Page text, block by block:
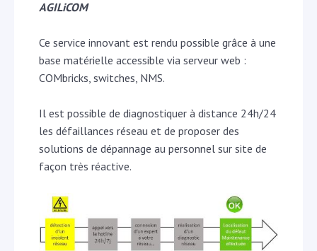
AGILiCOM
Ce service innovant est rendu possible grâce à une
base matérielle accessible via serveur web :
COMbricks, switches, NMS.
Il est possible de diagnostiquer à distance 24h/24
les défaillances réseau et de proposer des
solutions de dépannage au personnel sur site de
façon très réactive.